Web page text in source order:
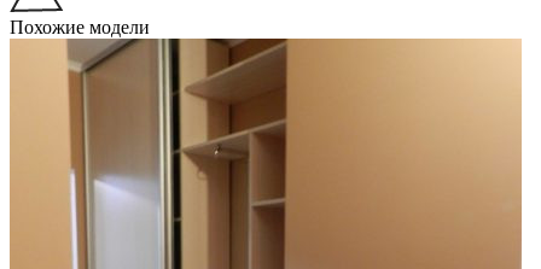
Похожие модели